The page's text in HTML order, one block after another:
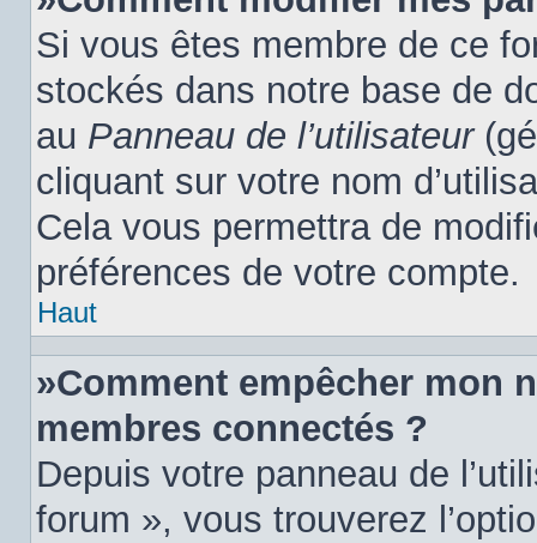
Si vous êtes membre de ce
stockés dans notre base de
au Panneau de l’utilisateur
cliquant sur votre nom
Cela vous permettra de
préférences de votre compte.
Haut
»Comment empêcher mon
membres connectés ?
Depuis votre panneau de
forum », vous trouverez